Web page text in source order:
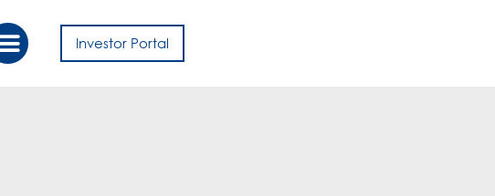
Investor Portal